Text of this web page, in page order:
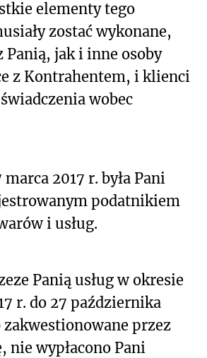
elementy tego
zostać wykonane,
Panią, jak i inne osoby
z Kontrahentem, i klienci
wobec
2017 r. była Pani
podatnikiem
i usług.
Panią usług w okresie
r. do 27 października
zakwestionowane przez
nie wypłacono Pani